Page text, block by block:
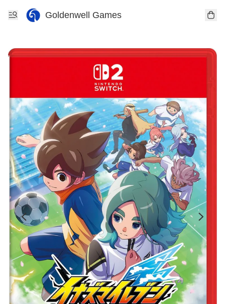
Goldenwell Games